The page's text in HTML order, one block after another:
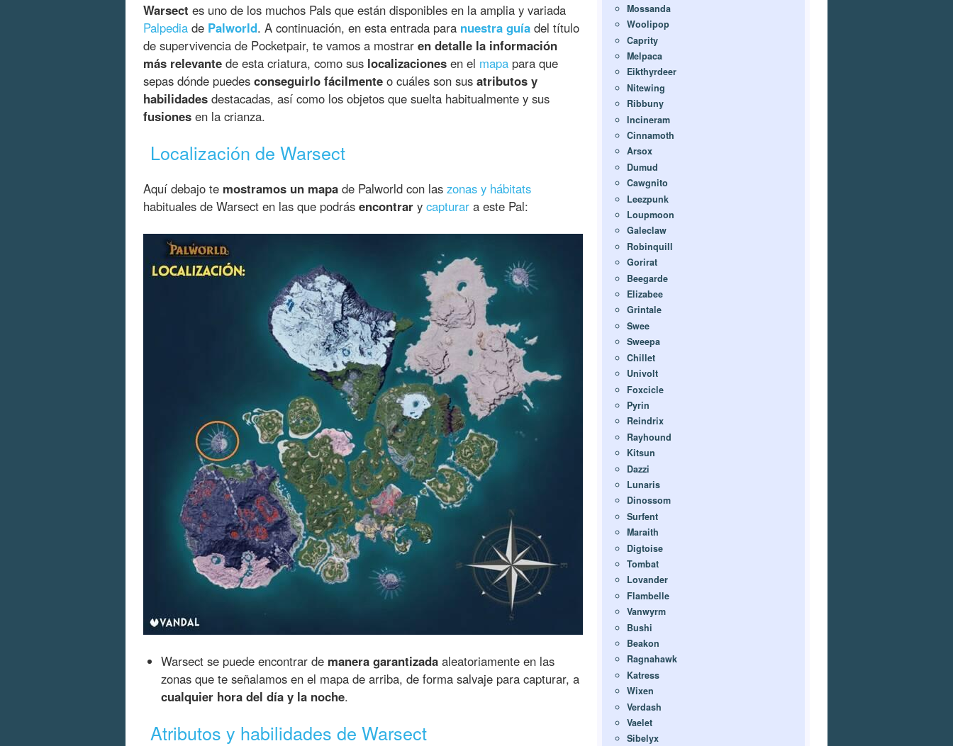
Warsect es uno de los muchos Pals que están disponibles en la amplia y variada
Palpedia de Palworld. A continuación, en esta entrada para nuestra guía del título
de supervivencia de Pocketpair, te vamos a mostrar en detalle la información
más relevante de esta criatura, como sus localizaciones en el mapa para que
sepas dónde puedes conseguirlo fácilmente o cuáles son sus atributos y
habilidades destacadas, así como los objetos que suelta habitualmente y sus
fusiones en la crianza.
Localización de Warsect
Aquí debajo te mostramos un mapa de Palworld con las zonas y hábitats
habituales de Warsect en las que podrás encontrar y capturar a este Pal:
Warsect se puede encontrar de manera garantizada aleatoriamente en las
zonas que te señalamos en el mapa de arriba, de forma salvaje para capturar, a
cualquier hora del día y la noche.
Atributos y habilidades de Warsect
Mossanda
Woolipop
Caprity
Melpaca
Eikthyrdeer
Nitewing
Ribbuny
Incineram
Cinnamoth
Arsox
Dumud
Cawgnito
Leezpunk
Loupmoon
Galeclaw
Robinquill
Gorirat
Beegarde
Elizabee
Grintale
Swee
Sweepa
Chillet
Univolt
Foxcicle
Pyrin
Reindrix
Rayhound
Kitsun
Dazzi
Lunaris
Dinossom
Surfent
Maraith
Digtoise
Tombat
Lovander
Flambelle
Vanwyrm
Bushi
Beakon
Ragnahawk
Katress
Wixen
Verdash
Vaelet
Sibelyx